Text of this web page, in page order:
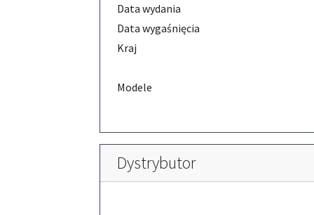
Data wydania
Data wygaśnięcia
Kraj
Modele
Dystrybutor